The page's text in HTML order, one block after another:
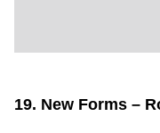
19. New Forms –